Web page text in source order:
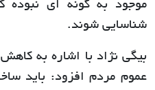
موجود به گونه ای
شناسایی شوند.
بیگی نژاد با اشاره به
عموم مردم افزود: باید